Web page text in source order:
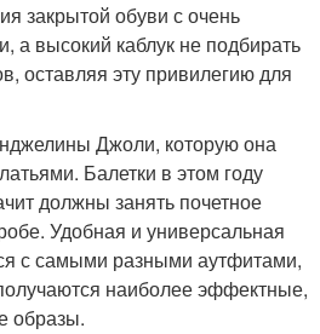
закрытой обуви с очень
высокий каблук не подбирать
оставляя эту привилегию для
Джоли, которую она
Балетки в этом году
должны занять почетное
Удобная и универсальная
с самыми разными аутфитами,
наиболее эффектные,
образы.